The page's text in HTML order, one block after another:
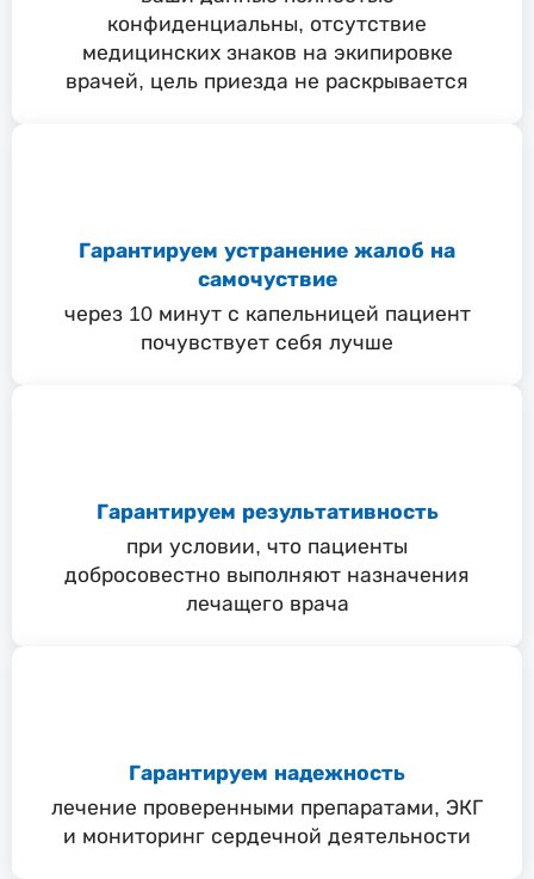
конфиденциальны, отсутствие
медицинских знаков на экипировке
врачей, цель приезда не раскрывается
Гарантируем устранение жалоб на
самочуствие
через 10 минут с капельницей пациент
почувствует себя лучше
Гарантируем результативность
при условии, что пациенты
добросовестно выполняют назначения
лечащего врача
Гарантируем надежность
лечение проверенными препаратами, ЭКГ
и мониторинг сердечной деятельности